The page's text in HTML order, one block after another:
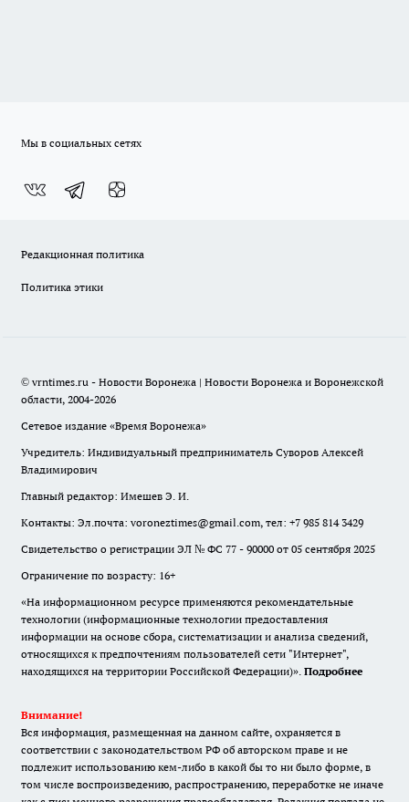
Мы в социальных сетях
Редакционная политика
Политика этики
© vrntimes.ru - Новости Воронежа | Новости Воронежа и Воронежской
области, 2004-2026
Сетевое издание «Время Воронежа»
Учредитель: Индивидуальный предприниматель Суворов Алексей
Владимирович
Главный редактор: Имешев Э. И.
Контакты: Эл.почта: voroneztimes@gmail.com, тел: +7 985 814 3429
Свидетельство о регистрации ЭЛ № ФС 77 - 90000 от 05 сентября 2025
Ограничение по возрасту: 16+
«На информационном ресурсе применяются рекомендательные
технологии (информационные технологии предоставления
информации на основе сбора, систематизации и анализа сведений,
относящихся к предпочтениям пользователей сети "Интернет",
находящихся на территории Российской Федерации)». Подробнее
Внимание!
Вся информация, размещенная на данном сайте, охраняется в
соответствии с законодательством РФ об авторском праве и не
подлежит использованию кем-либо в какой бы то ни было форме, в
том числе воспроизведению, распространению, переработке не иначе